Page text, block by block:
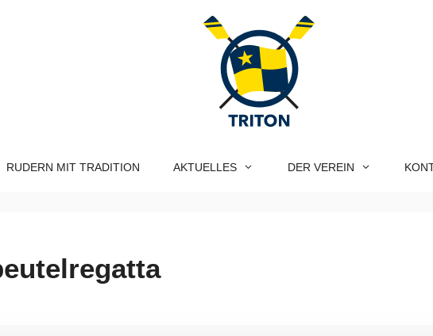
RUDERN MIT TRADITION AKTUELLES DER VEREIN